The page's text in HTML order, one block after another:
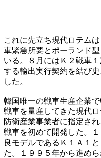
これに先立ち現代ロテム
車緊急所要とポーランド
いる。８月にはＫ２戦車
する輸出実行契約を結び
した。
韓国唯一の戦車生産企業
戦車を量産してきた現代
防衛産業事業者に指定さ
戦車を初めて開発した。
良モデルであるＫ１Ａ１
た。１９９５年から進め